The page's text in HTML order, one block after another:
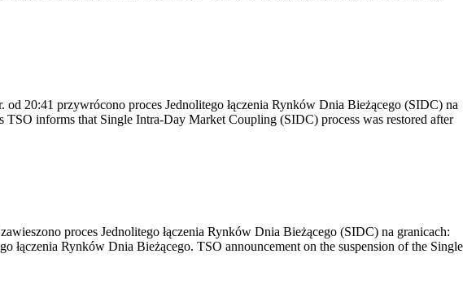
20:41 przywrócono proces Jednolitego łączenia Rynków Dnia Bieżącego (SIDC) na
informs that Single Intra-Day Market Coupling (SIDC) process was restored after
proces Jednolitego łączenia Rynków Dnia Bieżącego (SIDC) na granicach:
Rynków Dnia Bieżącego. TSO announcement on the suspension of the Single